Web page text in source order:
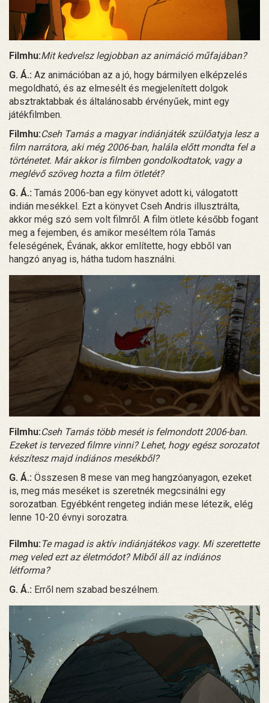
Filmhu:Mit kedvelsz legjobban az animáció műfajában?
G. Á.: Az animációban az a jó, hogy bármilyen elképzelés
megoldható, és az elmesélt és megjelenített dolgok
absztraktabbak és általánosabb érvényűek, mint egy
játékfilmben.
Filmhu:Cseh Tamás a magyar indiánjáték szülőatyja lesz a
film narrátora, aki még 2006-ban, halála előtt mondta fel a
történetet. Már akkor is filmben gondolkodtatok, vagy a
meglévő szöveg hozta a film ötletét?
G. Á.: Tamás 2006-ban egy könyvet adott ki, válogatott
indián mesékkel. Ezt a könyvet Cseh Andris illusztrálta,
akkor még szó sem volt filmről. A film ötlete később fogant
meg a fejemben, és amikor meséltem róla Tamás
feleségének, Évának, akkor említette, hogy ebből van
hangzó anyag is, hátha tudom használni.
Filmhu:Cseh Tamás több mesét is felmondott 2006-ban.
Ezeket is tervezed filmre vinni? Lehet, hogy egész sorozatot
készítesz majd indiános mesékből?
G. Á.: Összesen 8 mese van meg hangzóanyagon, ezeket
is, meg más meséket is szeretnék megcsinálni egy
sorozatban. Egyébként rengeteg indián mese létezik, elég
lenne 10-20 évnyi sorozatra.
Filmhu:Te magad is aktív indiánjátékos vagy. Mi szerettette
meg veled ezt az életmódot? Miből áll az indiános
létforma?
G. Á.: Erről nem szabad beszélnem.